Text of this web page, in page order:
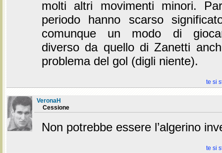
molti altri movimenti minori.
periodo hanno scarso
comunque un modo di
diverso da quello di Zanetti
problema del gol (digli niente).
te si
VeronaH
Cessione
Non potrebbe essere l’algerino
te si